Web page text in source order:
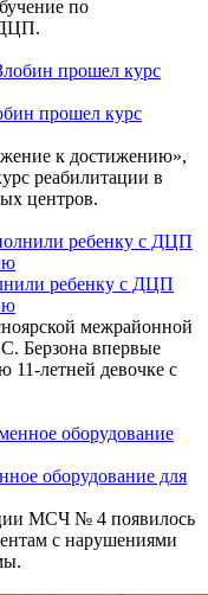
по
ДЦП.
прошел курс
к достижению»,
реабилитации в
центров.
ребенку с ДЦП
межрайонной
Берзона впервые
летней девочке с
оборудование для
МСЧ № 4 появилось
с нарушениями